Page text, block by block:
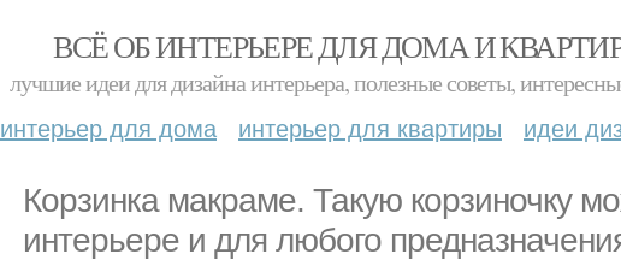
ВСЁ ОБ ИНТЕРЬЕРЕ ДЛЯ ДОМА И
лучшие идеи для дизайна интерьера, полезные советы,
интерьер для дома интерьер для квартиры идеи
Корзинка макраме. Такую корзиночку
интерьере и для любого